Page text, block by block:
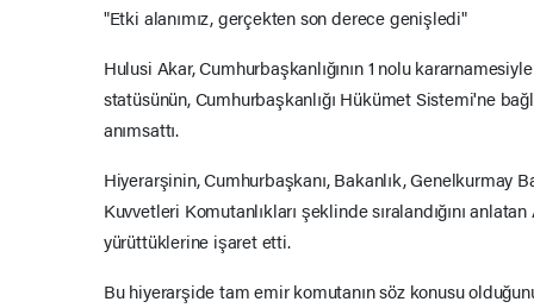
"Etki alanımız, gerçekten son derece genişledi"
Hulusi Akar, Cumhurbaşkanlığının 1 nolu
statüsünün, Cumhurbaşkanlığı Hükümet Sistemi'ne
anımsattı.
Hiyerarşinin, Cumhurbaşkanı, Bakanlık, Genelkurmay
Kuvvetleri Komutanlıkları şeklinde sıralandığını
yürüttüklerine işaret etti.
Bu hiyerarşide tam emir komutanın söz konusu